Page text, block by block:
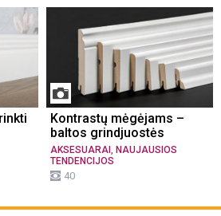
Kontrastų mėgėjams –
baltos grindjuostės
AKSESUARAI NAUJAUSIOS
TENDENCIJOS
40